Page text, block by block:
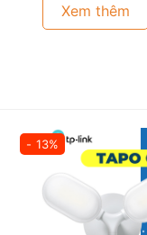
Ngoại 2MP
2MP – nhiều pixel
Xem thêm
- 13%